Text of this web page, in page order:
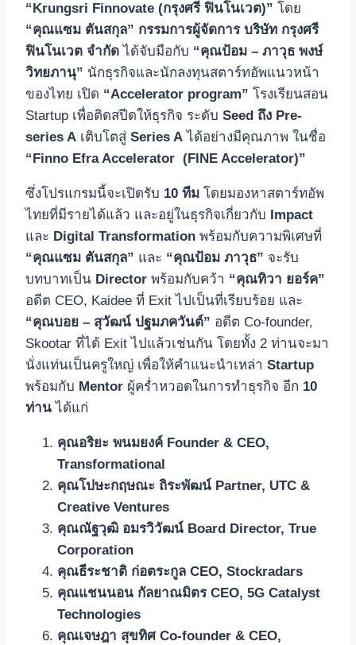
“Krungsri Finnovate (กรุงศรี ฟินโนเวต)” โดย
“คุณแซม ตันสกุล” กรรมการผู้จัดการ บริษัท กรุงศรี
ฟินโนเวต จำกัด ได้จับมือกับ “คุณป้อม – ภาวุธ พงษ์
วิทยภานุ” นักธุรกิจและนักลงทุนสตาร์ทอัพแนวหน้า
ของไทย เปิด “Accelerator program” โรงเรียนสอน
Startup เพื่อติดสปีดให้ธุรกิจ ระดับ Seed ถึง Pre-
series A เติบโตสู่ Series A ได้อย่างมีคุณภาพ ในชื่อ
“Finno Efra Accelerator (FINE Accelerator)”
ซึ่งโปรแกรมนี้จะเปิดรับ 10 ทีม โดยมองหาสตาร์ทอัพ
ไทยที่มีรายได้แล้ว และอยู่ในธุรกิจเกี่ยวกับ Impact
และ Digital Transformation พร้อมกับความพิเศษที่
“คุณแซม ตันสกุล” และ “คุณป้อม ภาวุธ” จะรับ
บทบาทเป็น Director พร้อมกับคว้า “คุณทิวา ยอร์ค”
อดีต CEO, Kaidee ที่ Exit ไปเป็นที่เรียบร้อย และ
“คุณบอย – สุวัฒน์ ปฐมภควันต์” อดีต Co-founder,
Skootar ที่ได้ Exit ไปแล้วเช่นกัน โดยทั้ง 2 ท่านจะมา
นั่งแท่นเป็นครูใหญ่ เพื่อให้คำแนะนำเหล่า Startup
พร้อมกับ Mentor ผู้คร่ำหวอดในการทำธุรกิจ อีก 10
ท่านได้แก่
คุณอริยะ พนมยงค์ Founder & CEO,
Transformational
คุณโปษะกฤษณะ ถิระพัฒน์ Partner, UTC &
Creative Ventures
คุณณัฐวุฒิ อมรวิวัฒน์ Board Director, True
Corporation
คุณธีระชาติ ก่อตระกูล CEO, Stockradars
คุณแชนนอน กัลยาณมิตร CEO, 5G Catalyst
Technologies
คุณเจษฎา สุขทิศ Co-founder & CEO,